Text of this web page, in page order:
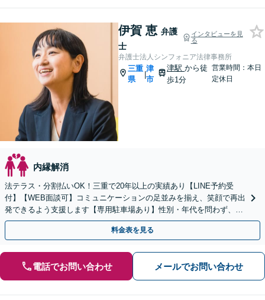
伊賀 恵 弁護
士
インタビューを見
る
弁護士法人シンフォニア法律事務所
三重
県
|
津
市
津駅から徒
歩1分
営業時間：本日
定休日
内縁解消
法テラス・分割払いOK！三重で20年以上の実績あり【LINE予約受
付】【WEB面談可】コミュニケーションの足並みを揃え、笑顔で再出
発できるよう支援します【専用駐車場あり】性別・年代を問わず、幅
広いご相談に対応【完全個室】【お子さま同席可】
料金表を見る
電話でお問い合わせ メールでお問い合わせ